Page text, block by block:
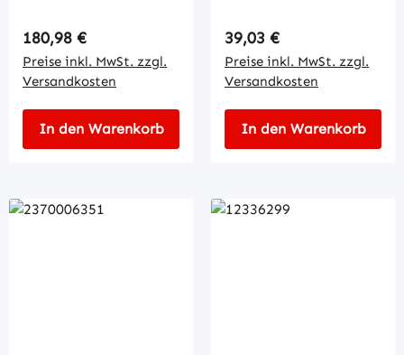
Regulärer Preis:
180,98 €
Preise inkl. MwSt. zzgl.
Versandkosten
In den Warenkorb
Regulärer Preis:
39,03 €
Preise inkl. MwSt. zzgl.
Versandkosten
In den Warenkorb